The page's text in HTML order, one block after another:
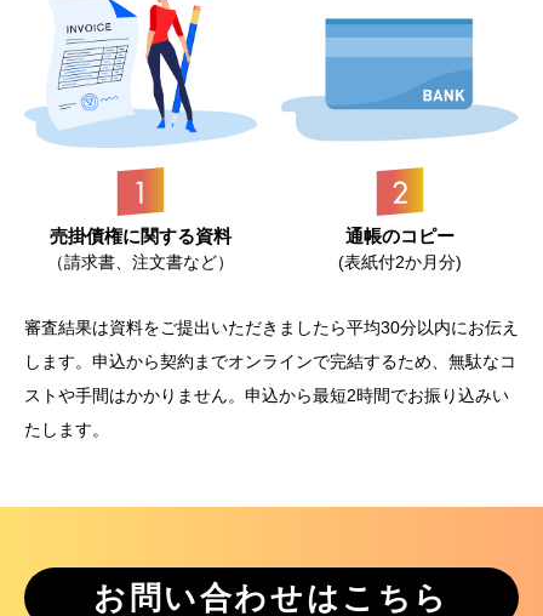
売掛債権に関する資料
（請求書、注文書など）
通帳のコピー
(表紙付2か月分)
審査結果は資料をご提出いただきましたら平均30分以内にお伝え
します。 申込から契約までオンラインで完結するため、無駄なコ
ストや手間はかかりません。 申込から最短2時間でお振り込みい
たします。
お問い合わせはこちら